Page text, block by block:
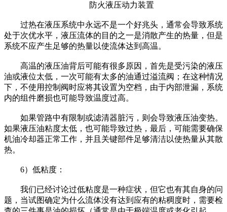
防火液压动力装置
过热在液压系统中永远不是一个好兆头，通常会导致系统
处于次优水平，液压流体的目的之一是消散产生的热量，但是
系统不应产生足够的热量以使流体达到高温。
高温的液压油背后可能有很多原因，首先是受污染的液压
油或液位太低，一次可能有太多的油通过溢流阀；在这种情况
下，不使用控制阀时应将其设置为空档，由于内部泄漏，系统
内的组件磨损也可能导致温度过高。
如果管路中有限制或滤清器脏污，则会导致液压油变热。
如果液压油粘度太低，也可能导致过热，最后，可能需要确保
机油冷却器正常工作，并且关键部件足够清洁以使热量从其散
热。
6）低粘度：
我们已经讨论过低粘度是一种症状，但它也有其自身的问
题，当试图确定为什么流体没有达到应有的粘稠度时，需要检